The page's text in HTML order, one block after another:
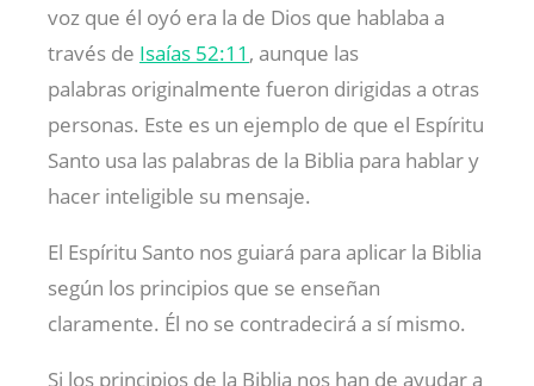
voz que él oyó era la de Dios que hablaba a
través de Isaías 52:11 , aunque las
palabras originalmente fueron dirigidas a otras
personas. Este es un ejemplo de que el Espíritu
Santo usa las palabras de la Biblia para hablar y
hacer inteligible su mensaje.
El Espíritu Santo nos guiará para aplicar la Biblia
según los principios que se enseñan
claramente. Él no se contradecirá a sí mismo.
Si los principios de la Biblia nos han de ayudar a